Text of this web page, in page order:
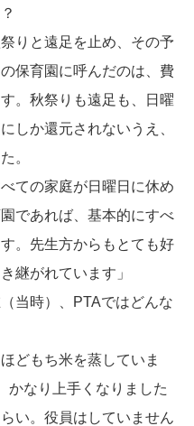
りと遠足を止め、その予
保育園に呼んだのは、費
。秋祭りも遠足も、日曜
しか還元されないうえ、
。
ての家庭が日曜日に休め
であれば、基本的にすべ
。先生方からもとても好
継がれています」
当時）、PTAではどんな
どもち米を蒸していま
かなり上手くなりました
い。役員はしていません